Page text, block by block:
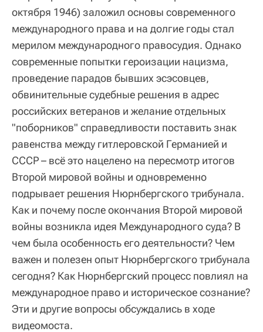
октября 1946) заложил основы современного
международного права и на долгие годы стал
мерилом международного правосудия. Однако
современные попытки героизации нацизма,
проведение парадов бывших эсэсовцев,
обвинительные судебные решения в адрес
российских ветеранов и желание отдельных
"поборников" справедливости поставить знак
равенства между гитлеровской Германией и
СССР – всё это нацелено на пересмотр итогов
Второй мировой войны и одновременно
подрывает решения Нюрнбергского трибунала.
Как и почему после окончания Второй мировой
войны возникла идея Международного суда? В
чем была особенность его деятельности? Чем
важен и полезен опыт Нюрнбергского трибунала
сегодня? Как Нюрнбергский процесс повлиял на
международное право и историческое сознание?
Эти и другие вопросы обсуждались в ходе
видеомоста.